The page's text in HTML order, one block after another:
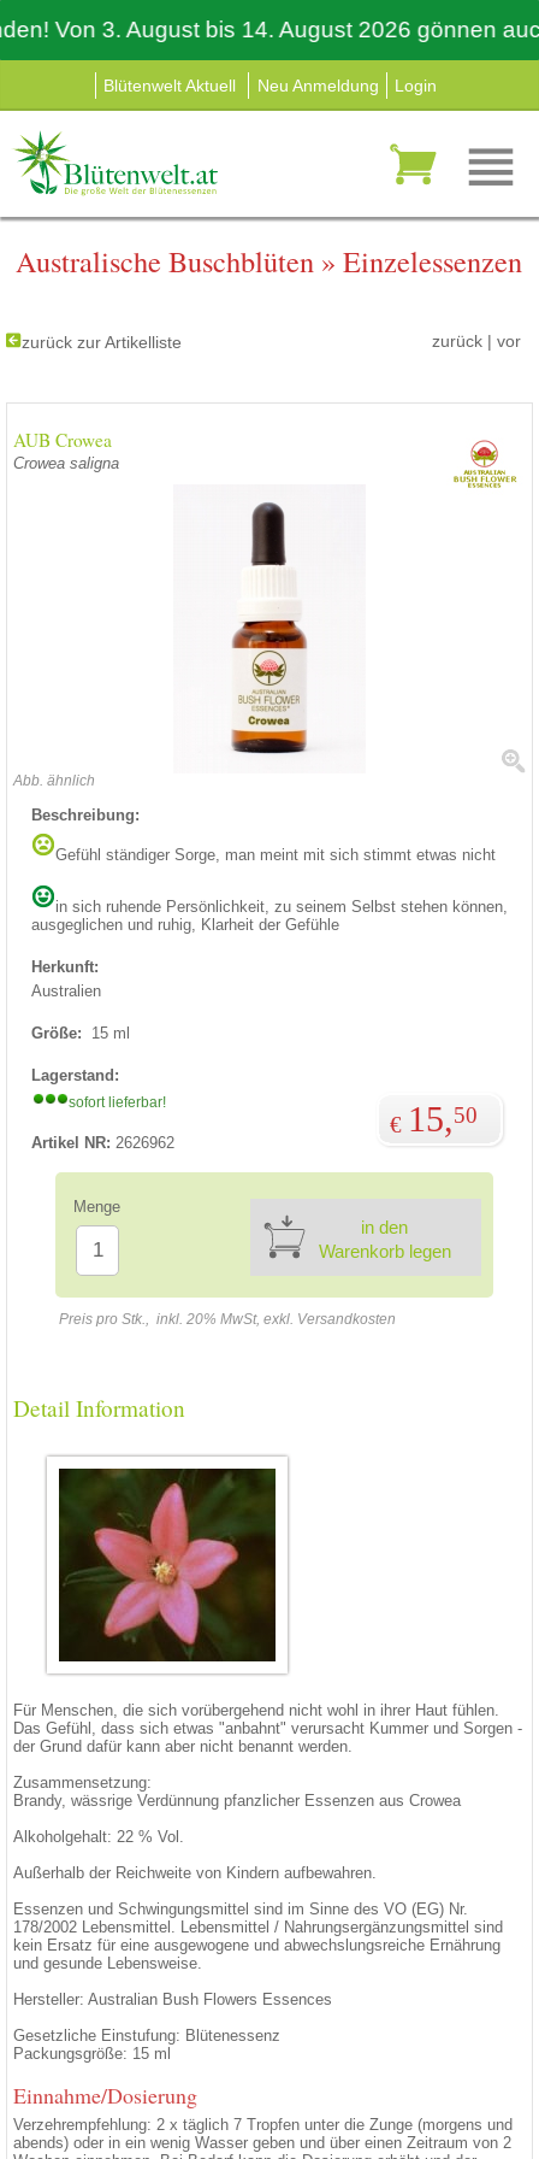
Von 3. August bis 14. August 2026 gönnen auch
Blütenwelt Aktuell Neu Anmeldung Login
Australische Buschblüten » Einzelessenzen
zurück zur Artikelliste zurück | vor
AUB Crowea
Crowea saligna
Abb. ähnlich
Beschreibung:
Gefühl ständiger Sorge, man meint mit sich stimmt etwas nicht
in sich ruhende Persönlichkeit, zu seinem Selbst stehen können,
ausgeglichen und ruhig, Klarheit der Gefühle
Herkunft:
Australien
Größe: 15 ml
Lagerstand:
sofort lieferbar!
Artikel NR: 2626962
€ 15,50
Menge
in den
Warenkorb legen
Preis pro Stk., inkl. 20% MwSt, exkl. Versandkosten
Detail Information
Für Menschen, die sich vorübergehend nicht wohl in ihrer Haut fühlen.
Das Gefühl, dass sich etwas "anbahnt" verursacht Kummer und Sorgen -
der Grund dafür kann aber nicht benannt werden.
Zusammensetzung:
Brandy, wässrige Verdünnung pfanzlicher Essenzen aus Crowea
Alkoholgehalt: 22 % Vol.
Außerhalb der Reichweite von Kindern aufbewahren.
Essenzen und Schwingungsmittel sind im Sinne des VO (EG) Nr.
178/2002 Lebensmittel. Lebensmittel / Nahrungsergänzungsmittel sind
kein Ersatz für eine ausgewogene und abwechslungsreiche Ernährung
und gesunde Lebensweise.
Hersteller: Australian Bush Flowers Essences
Gesetzliche Einstufung: Blütenessenz
Packungsgröße: 15 ml
Einnahme/Dosierung
Verzehrempfehlung: 2 x täglich 7 Tropfen unter die Zunge (morgens und
abends) oder in ein wenig Wasser geben und über einen Zeitraum von 2